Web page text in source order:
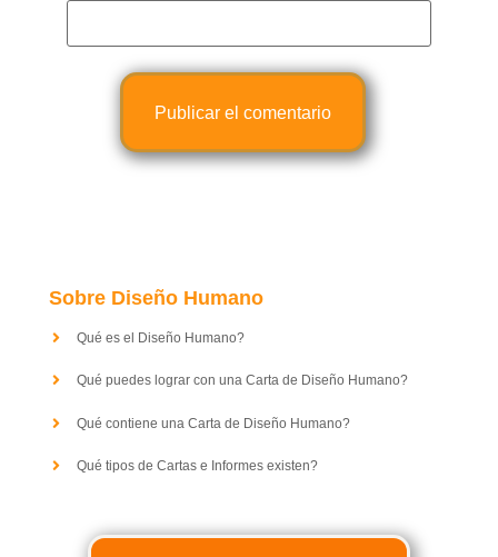
Sobre Diseño Humano
Qué es el Diseño Humano?
Qué puedes lograr con una Carta de Diseño Humano?
Qué contiene una Carta de Diseño Humano?
Qué tipos de Cartas e Informes existen?